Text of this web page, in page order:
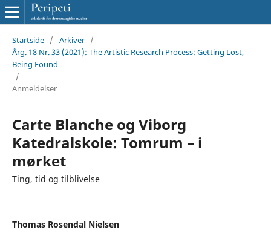
Startside / Arkiver /
Årg. 18 Nr. 33 (2021): The Artistic Research Process: Getting Lost,
Being Found
/
Anmeldelser
Carte Blanche og Viborg
Katedralskole: Tomrum – i
mørket
Ting, tid og tilblivelse
Thomas Rosendal Nielsen